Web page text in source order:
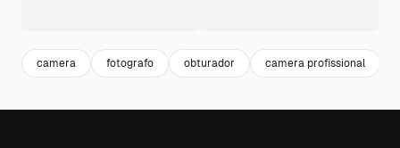
camera fotografo obturador camera profissional